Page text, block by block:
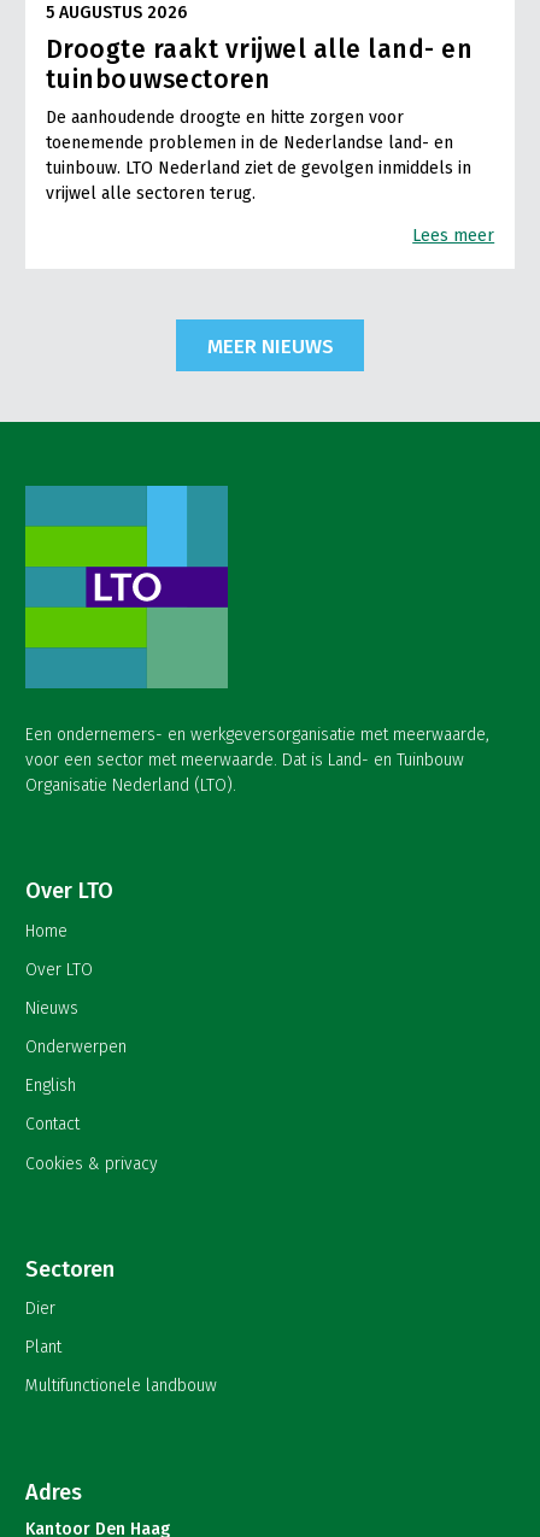
5 AUGUSTUS 2026
Droogte raakt vrijwel alle land- en
tuinbouwsectoren
De aanhoudende droogte en hitte zorgen voor
toenemende problemen in de Nederlandse land- en
tuinbouw. LTO Nederland ziet de gevolgen inmiddels in
vrijwel alle sectoren terug.
Lees meer
MEER NIEUWS
Een ondernemers- en werkgeversorganisatie met meerwaarde,
voor een sector met meerwaarde. Dat is Land- en Tuinbouw
Organisatie Nederland (LTO).
Over LTO
Home
Over LTO
Nieuws
Onderwerpen
English
Contact
Cookies & privacy
Sectoren
Dier
Plant
Multifunctionele landbouw
Adres
Kantoor Den Haag